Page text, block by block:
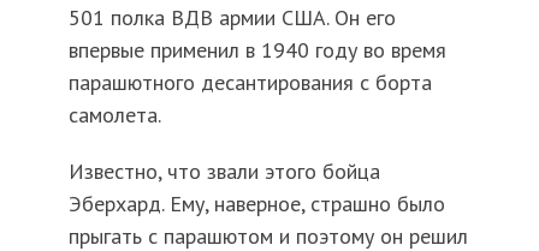
501 полка ВДВ армии США. Он его
впервые применил в 1940 году во время
парашютного десантирования с борта
самолета.
Известно, что звали этого бойца
Эберхард. Ему, наверное, страшно было
прыгать с парашютом и поэтому он решил